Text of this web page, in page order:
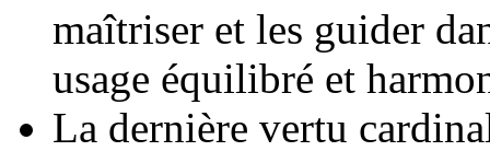
maîtriser et les guider
usage équilibré et
La dernière vertu